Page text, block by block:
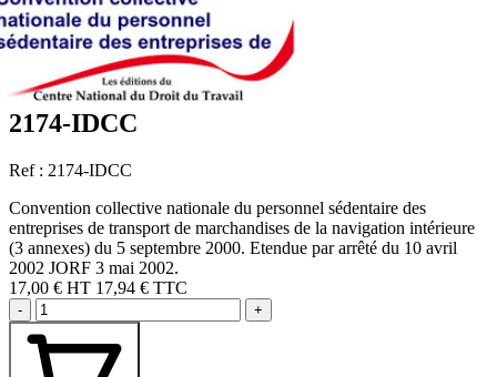
2174-IDCC
Ref : 2174-IDCC
Convention collective nationale du personnel sédentaire des
entreprises de transport de marchandises de la navigation intérieure
(3 annexes) du 5 septembre 2000. Etendue par arrêté du 10 avril
2002 JORF 3 mai 2002.
17,00 € HT 17,94 € TTC
- +